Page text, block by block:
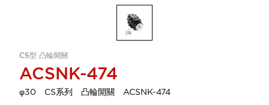
CS型 凸輪開關
ACSNK-474
φ30 CS系列 凸輪開關 ACSNK-474